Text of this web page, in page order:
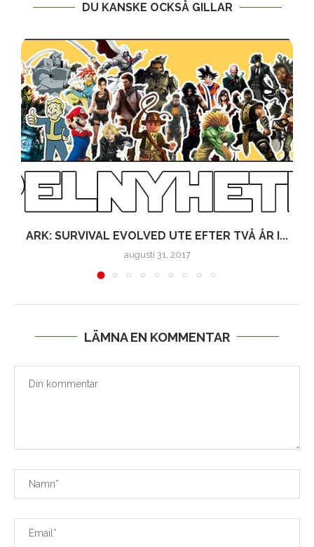
DU KANSKE OCKSÅ GILLAR
ARK: SURVIVAL EVOLVED UTE EFTER TVÅ ÅR I...
augusti 31, 2017
LÄMNA EN KOMMENTAR